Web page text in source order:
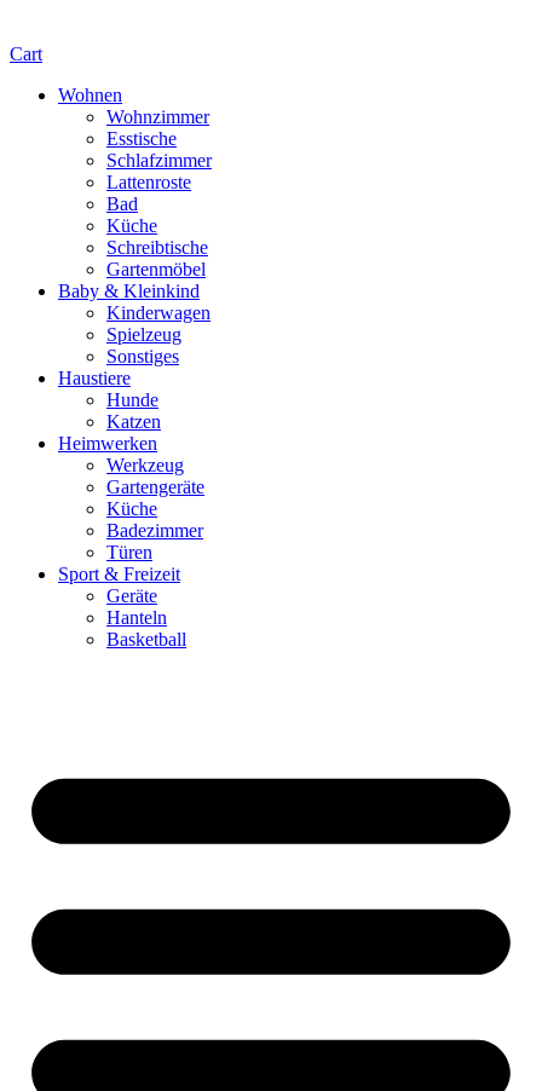
Cart
Wohnen
Wohnzimmer
Esstische
Schlafzimmer
Lattenroste
Bad
Küche
Schreibtische
Gartenmöbel
Baby & Kleinkind
Kinderwagen
Spielzeug
Sonstiges
Haustiere
Hunde
Katzen
Heimwerken
Werkzeug
Gartengeräte
Küche
Badezimmer
Türen
Sport & Freizeit
Geräte
Hanteln
Basketball